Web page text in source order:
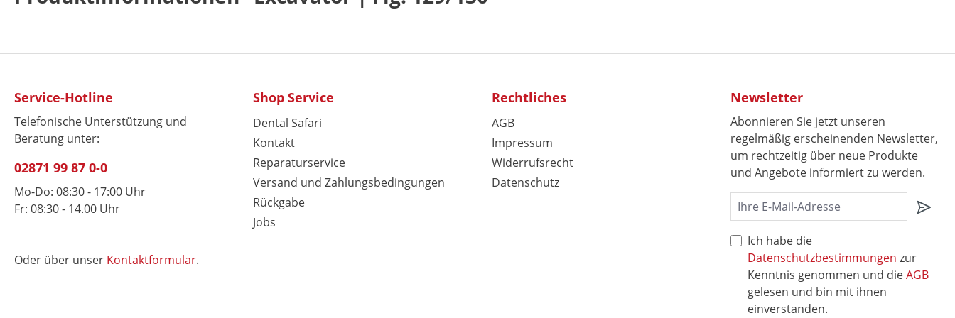
Service-Hotline
Telefonische Unterstützung und
Beratung unter:
02871 99 87 0-0
Mo-Do: 08:30 - 17:00 Uhr
Fr: 08:30 - 14.00 Uhr
Oder über unser Kontaktformular.
Shop Service
Dental Safari
Kontakt
Reparaturservice
Versand und Zahlungsbedingungen
Rückgabe
Jobs
Rechtliches
AGB
Impressum
Widerrufsrecht
Datenschutz
Newsletter
Abonnieren Sie jetzt unseren
regelmäßig erscheinenden Newsletter,
um rechtzeitig über neue Produkte
und Angebote informiert zu werden.
Ich habe die
Datenschutzbestimmungen zur
Kenntnis genommen und dieAGB
gelesen und bin mit ihnen
einverstanden.